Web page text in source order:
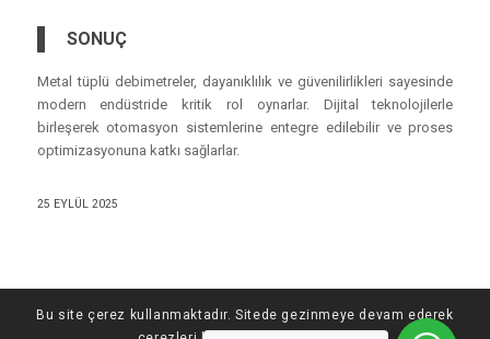
SONUÇ
Metal tüplü debimetreler, dayanıklılık ve güvenilirlikleri sayesinde
modern endüstride kritik rol oynarlar. Dijital teknolojilerle
birleşerek otomasyon sistemlerine entegre edilebilir ve proses
optimizasyonuna katkı sağlarlar.
25 EYLÜL 2025
Bu site çerez kullanmaktadır. Sitede gezinmeye devam ederek